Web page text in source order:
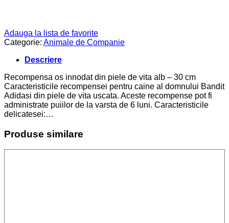
Adauga la lista de favorite
Categorie: Animale de Companie
Descriere
Recompensa os innodat din piele de vita alb – 30 cm
Caracteristicile recompensei pentru caine al domnului Bandit
Adidasi din piele de vita uscata. Aceste recompense pot fi
administrate puiilor de la varsta de 6 luni. Caracteristicile
delicatesei:…
Produse similare